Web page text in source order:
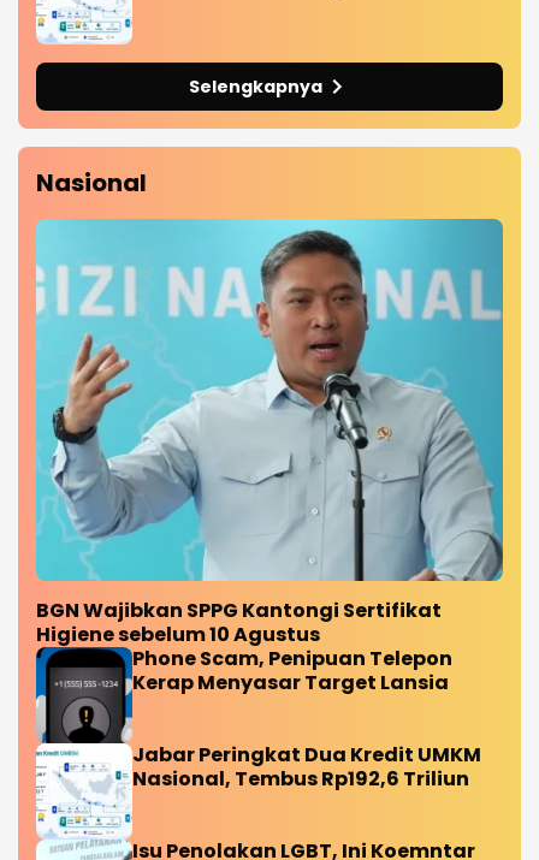
Selengkapnya
Nasional
BGN Wajibkan SPPG Kantongi Sertifikat
Higiene sebelum 10 Agustus
Phone Scam, Penipuan Telepon
Kerap Menyasar Target Lansia
Jabar Peringkat Dua Kredit UMKM
Nasional, Tembus Rp192,6 Triliun
Isu Penolakan LGBT, Ini Koemntar